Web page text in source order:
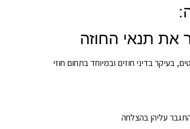
את תנאי החוזה
בעיקר בדיני חוזים ובמיוחד בתחום חוזי
עליהן בהצלחה